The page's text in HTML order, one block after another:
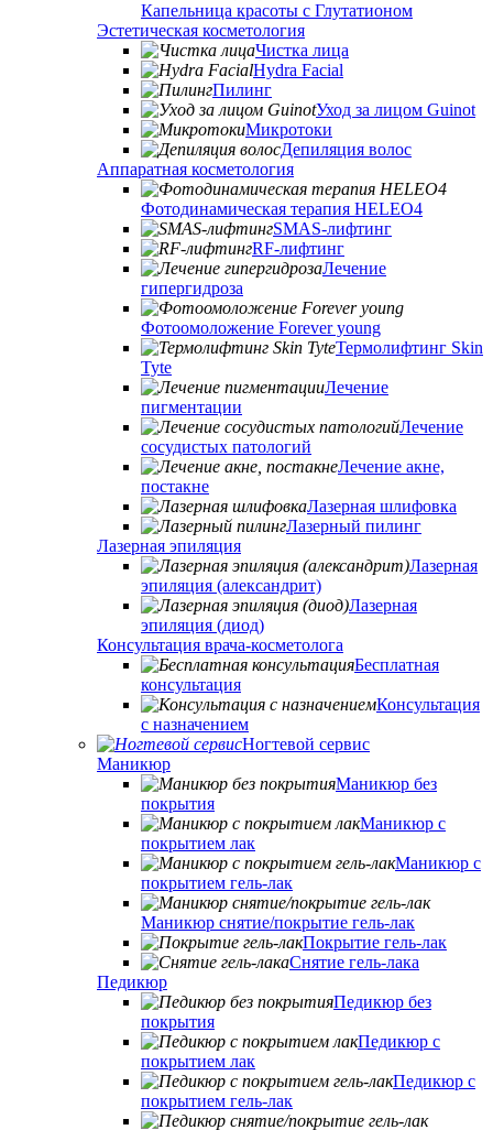
Капельница красоты с Глутатионом
Эстетическая косметология
Чистка лица
Hydra Facial
Пилинг
Уход за лицом Guinot
Микротоки
Депиляция волос
Аппаратная косметология
Фотодинамическая терапия HELEO4
SMAS-лифтинг
RF-лифтинг
Лечение
гипергидроза
Фотоомоложение Forever young
Термолифтинг Skin
Tyte
Лечение
пигментации
Лечение
сосудистых патологий
Лечение акне,
постакне
Лазерная шлифовка
Лазерный пилинг
Лазерная эпиляция
Лазерная
эпиляция (александрит)
Лазерная
эпиляция (диод)
Консультация врача-косметолога
Бесплатная
консультация
Консультация
с назначением
Ногтевой сервис
Маникюр
Маникюр без
покрытия
Маникюр с
покрытием лак
Маникюр с
покрытием гель-лак
Маникюр снятие/покрытие гель-лак
Покрытие гель-лак
Снятие гель-лака
Педикюр
Педикюр без
покрытия
Педикюр с
покрытием лак
Педикюр с
покрытием гель-лак